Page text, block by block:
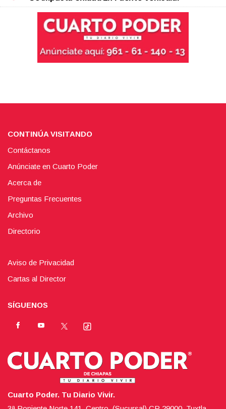
CONTINÚA VISITANDO
Contáctanos
Anúnciate en Cuarto Poder
Acerca de
Preguntas Frecuentes
Archivo
Directorio
Aviso de Privacidad
Cartas al Director
SÍGUENOS
Cuarto Poder. Tu Diario Vivir.